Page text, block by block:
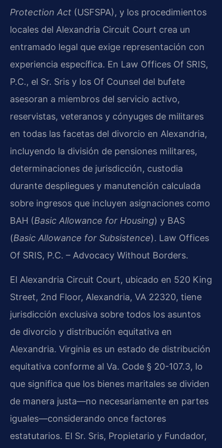
Protection Act (USFSPA), y los procedimientos
locales del Alexandria Circuit Court crea un
entramado legal que exige representación con
experiencia específica. En Law Offices Of SRIS,
P.C., el Sr. Sris y los Of Counsel del bufete
asesoran a miembros del servicio activo,
reservistas, veteranos y cónyuges de militares
en todas las facetas del divorcio en Alexandria,
incluyendo la división de pensiones militares,
determinaciones de jurisdicción, custodia
durante despliegues y manutención calculada
sobre ingresos que incluyen asignaciones como
BAH (Basic Allowance for Housing) y BAS
(Basic Allowance for Subsistence). Law Offices
Of SRIS, P.C. – Advocacy Without Borders.
El Alexandria Circuit Court, ubicado en 520 King
Street, 2nd Floor, Alexandria, VA 22320, tiene
jurisdicción exclusiva sobre todos los asuntos
de divorcio y distribución equitativa en
Alexandria. Virginia es un estado de distribución
equitativa conforme al Va. Code § 20-107.3, lo
que significa que los bienes maritales se dividen
de manera justa—no necesariamente en partes
iguales—considerando once factores
estatutarios. El Sr. Sris, Propietario y Fundador,